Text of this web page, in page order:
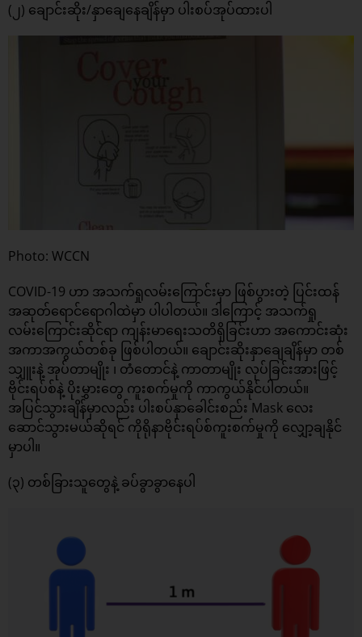
(၂) ချောင်းဆိုး/နှာချေနေချိန်မှာ ပါးစပ်အုပ်ထားပါ
Photo: WCCN
COVID-19 ဟာ အသက်ရှုလမ်းကြောင်းမှာ ဖြစ်ပွားတဲ့ ပြင်းထန်
အဆုတ်ရောင်ရောဂါထဲမှာ ပါပါတယ်။ ဒါကြောင့် အသက်ရှု
လမ်းကြောင်းဆိုင်ရာ ကျန်းမာရေးသတိရှိခြင်းဟာ အကောင်းဆုံး
အကာအကွယ်တစ်ခု ဖြစ်ပါတယ်။ ချောင်းဆိုးနှာချေချိန်မှာ တစ်
သျှူးနဲ့ အုပ်တာမျိုး ၊ တံတောင်နဲ့ ကာတာမျိုး လုပ်ခြင်းအားဖြင့်
ဗိုင်းရပ်စ်နဲ့ ပိုးမွှားတွေ ကူးစက်မှုကို ကာကွယ်နိုင်ပါတယ်။
အပြင်သွားချိန်မှာလည်း ပါးစပ်နှာခေါင်းစည်း Mask လေး
ဆောင်သွားမယ်ဆိုရင် ကိုရိုနာဗိုင်းရပ်စ်ကူးစက်မှုကို လျှော့ချနိုင်
မှာပါ။
(၃) တစ်ခြားသူတွေနဲ့ ခပ်ခွာခွာနေပါ